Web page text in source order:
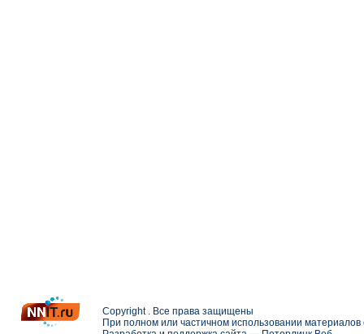
Copyright . Все права защищены
При полном или частичном использовании